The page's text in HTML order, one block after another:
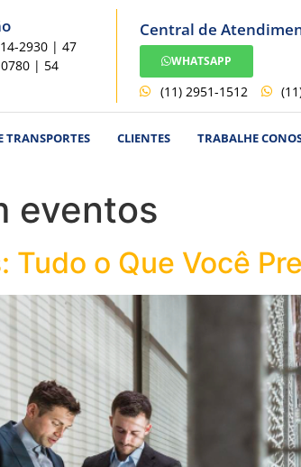
2930 | 47
| 54
Central de
WHATSAPP
(11) 2951-1512
TRANSPORTES CLIENTES TRABALHE
eventos
Tudo o Que Você